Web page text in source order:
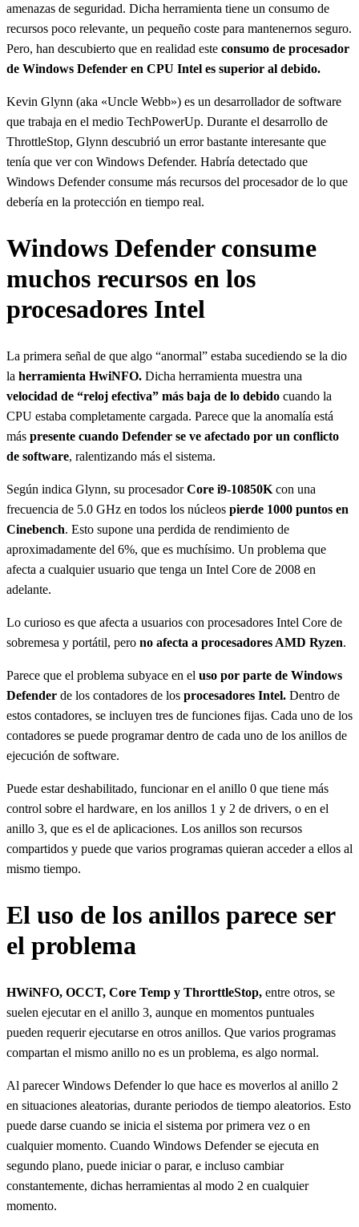
amenazas de seguridad. Dicha herramienta tiene un consumo de
recursos poco relevante, un pequeño coste para mantenernos seguro.
Pero, han descubierto que en realidad este consumo de procesador
de Windows Defender en CPU Intel es superior al debido.
Kevin Glynn (aka «Uncle Webb») es un desarrollador de software
que trabaja en el medio TechPowerUp. Durante el desarrollo de
ThrottleStop, Glynn descubrió un error bastante interesante que
tenía que ver con Windows Defender. Habría detectado que
Windows Defender consume más recursos del procesador de lo que
debería en la protección en tiempo real.
Windows Defender consume
muchos recursos en los
procesadores Intel
La primera señal de que algo “anormal” estaba sucediendo se la dio
la herramienta HwiNFO. Dicha herramienta muestra una
velocidad de “reloj efectiva” más baja de lo debido cuando la
CPU estaba completamente cargada. Parece que la anomalía está
más presente cuando Defender se ve afectado por un conflicto
de software, ralentizando más el sistema.
Según indica Glynn, su procesadorCore i9-10850K con una
frecuencia de 5.0 GHz en todos los núcleos pierde 1000 puntos en
Cinebench. Esto supone una perdida de rendimiento de
aproximadamente del 6%, que es muchísimo. Un problema que
afecta a cualquier usuario que tenga un Intel Core de 2008 en
adelante.
Lo curioso es que afecta a usuarios con procesadores Intel Core de
sobremesa y portátil, pero no afecta a procesadores AMD Ryzen.
Parece que el problema subyace en el uso por parte de Windows
Defender de los contadores de los procesadores Intel. Dentro de
estos contadores, se incluyen tres de funciones fijas. Cada uno de los
contadores se puede programar dentro de cada uno de los anillos de
ejecución de software.
Puede estar deshabilitado, funcionar en el anillo 0 que tiene más
control sobre el hardware, en los anillos 1 y 2 de drivers, o en el
anillo 3, que es el de aplicaciones. Los anillos son recursos
compartidos y puede que varios programas quieran acceder a ellos al
mismo tiempo.
El uso de los anillos parece ser
el problema
HWiNFO, OCCT, Core Temp y ThrorttleStop, entre otros, se
suelen ejecutar en el anillo 3, aunque en momentos puntuales
pueden requerir ejecutarse en otros anillos. Que varios programas
compartan el mismo anillo no es un problema, es algo normal.
Al parecer Windows Defender lo que hace es moverlos al anillo 2
en situaciones aleatorias, durante periodos de tiempo aleatorios. Esto
puede darse cuando se inicia el sistema por primera vez o en
cualquier momento. Cuando Windows Defender se ejecuta en
segundo plano, puede iniciar o parar, e incluso cambiar
constantemente, dichas herramientas al modo 2 en cualquier
momento.